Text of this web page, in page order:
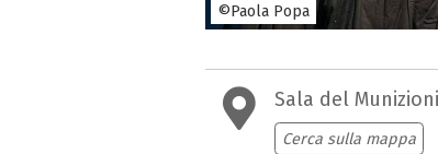
©Paola Popa
Sala del
Cerca sulla mappa